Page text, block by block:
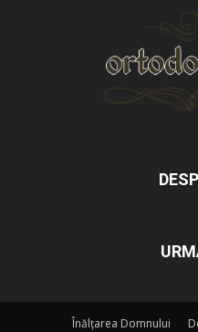
Înălțarea Domnului